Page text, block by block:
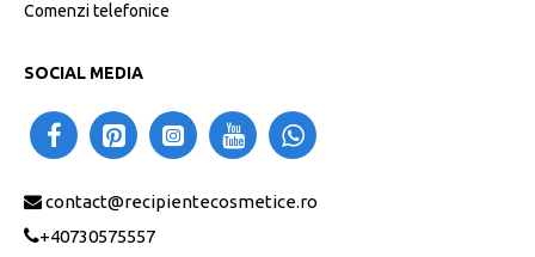
Comenzi telefonice
SOCIAL MEDIA
contact@recipientecosmetice.ro
+40730575557